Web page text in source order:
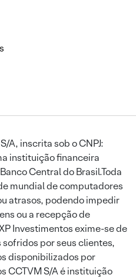
A, inscrita sob o CNPJ:
instituição financeira
Central do Brasil.Toda
mundial de computadores
atrasos, podendo impedir
ou a recepção de
Investimentos exime-se de
por seus clientes,
disponibilizados por
CCTVM S/A é instituição